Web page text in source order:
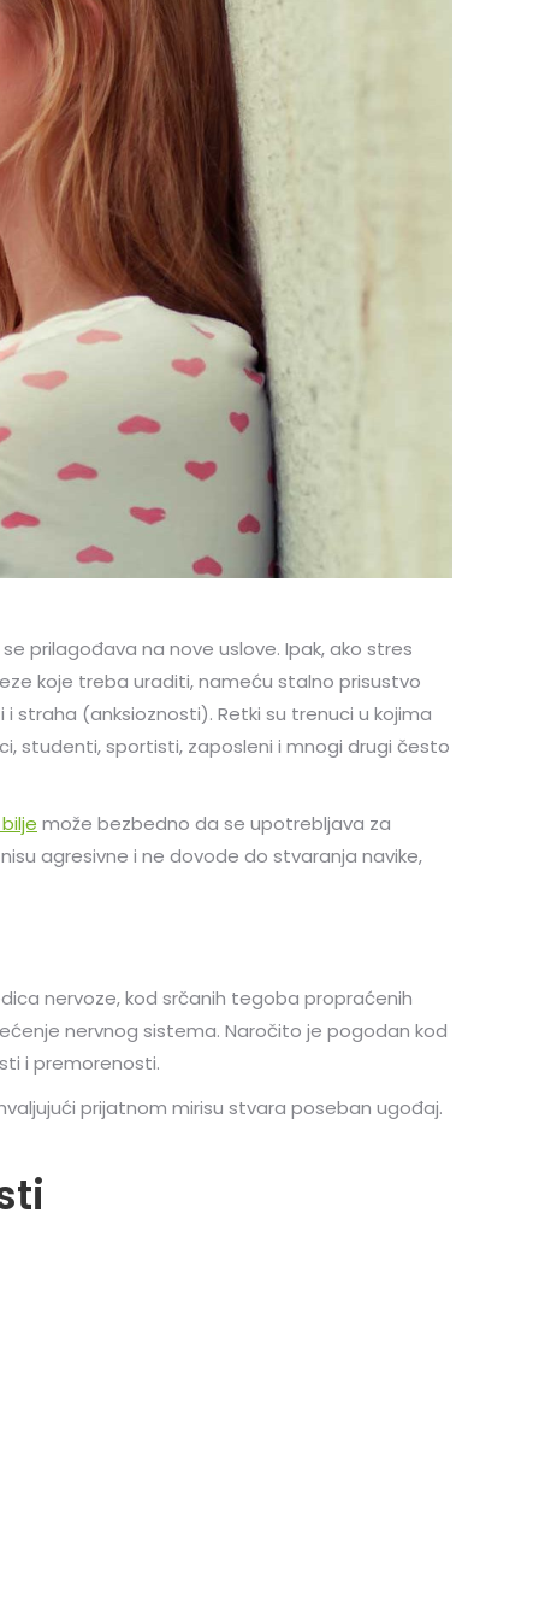
prilagođava na nove uslove. Ipak, ako stres
koje treba uraditi, nameću stalno prisustvo
(anksioznosti). Retki su trenuci u kojima
studenti, sportisti, zaposleni i mnogi drugi često
može bezbedno da se upotrebljava za
agresivne i ne dovode do stvaranja navike,
nervoze, kod srčanih tegoba propraćenih
nervnog sistema. Naročito je pogodan kod
i premorenosti.
prijatnom mirisu stvara poseban ugođaj.